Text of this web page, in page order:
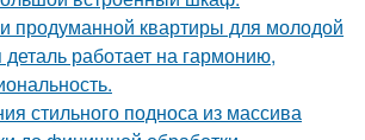
продуманной квартиры для молодой
работает на гармонию,
стильного подноса из массива